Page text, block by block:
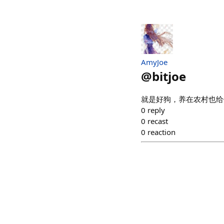
AmyJoe
@bitjoe
就是好狗，养在农村也
0 reply
0 recast
0 reaction